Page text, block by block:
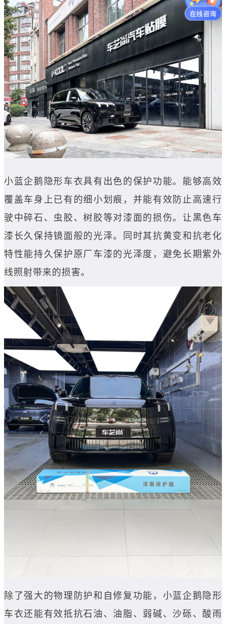
小蓝企鹅隐形车衣具有出色的保护功能。能够高效
覆盖车身上已有的细小划痕，并能有效防止高速行
驶中碎石、虫胶、树胶等对漆面的损伤。让黑色车
漆长久保持镜面般的光泽。同时其抗黄变和抗老化
特性能持久保护原厂车漆的光泽度，避免长期紫外
线照射带来的损害。
除了强大的物理防护和自修复功能，小蓝企鹅隐形
车衣还能有效抵抗石油、油脂、弱碱、沙砾、酸雨